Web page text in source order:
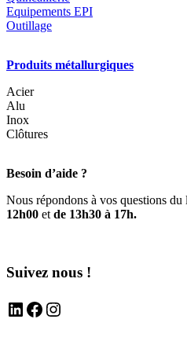
Equipements EPI
Outillage
Produits métallurgiques
Acier
Alu
Inox
Clôtures
Besoin d’aide ?
Nous répondons à vos questions
12h00 et de 13h30 à 17h.
Suivez nous !
LinkedIn Facebook Instagram